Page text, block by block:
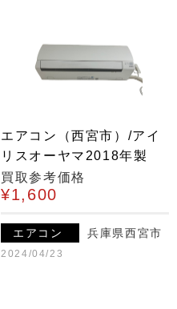
エアコン（西宮市）/アイ
リスオーヤマ2018年製
買取参考価格
¥1,600
エアコン 兵庫県西宮市
2024/04/23